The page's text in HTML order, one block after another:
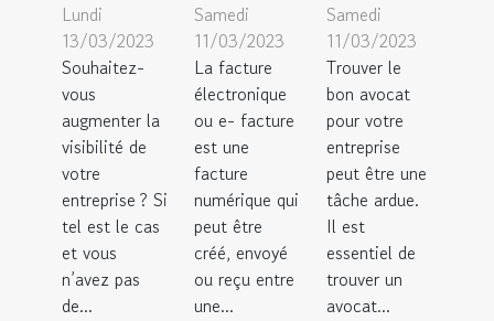
Lundi
13/03/2023
Souhaitez-
vous
augmenter la
visibilité de
votre
entreprise ? Si
tel est le cas
et vous
n’avez pas
de...
Samedi
11/03/2023
La facture
électronique
ou e- facture
est une
facture
numérique qui
peut être
créé, envoyé
ou reçu entre
une...
Samedi
11/03/2023
Trouver le
bon avocat
pour votre
entreprise
peut être une
tâche ardue.
Il est
essentiel de
trouver un
avocat...